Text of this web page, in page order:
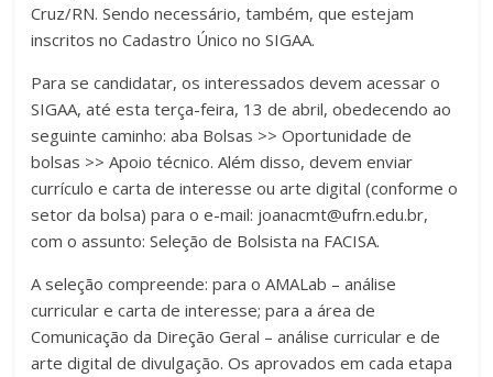
Cruz/RN. Sendo necessário, também, que estejam
inscritos no Cadastro Único no SIGAA.
Para se candidatar, os interessados devem acessar o
SIGAA, até esta terça-feira, 13 de abril, obedecendo ao
seguinte caminho: aba Bolsas >> Oportunidade de
bolsas >> Apoio técnico. Além disso, devem enviar
currículo e carta de interesse ou arte digital (conforme o
setor da bolsa) para o e-mail: joanacmt@ufrn.edu.br,
com o assunto: Seleção de Bolsista na FACISA.
A seleção compreende: para o AMALab – análise
curricular e carta de interesse; para a área de
Comunicação da Direção Geral – análise curricular e de
arte digital de divulgação. Os aprovados em cada etapa